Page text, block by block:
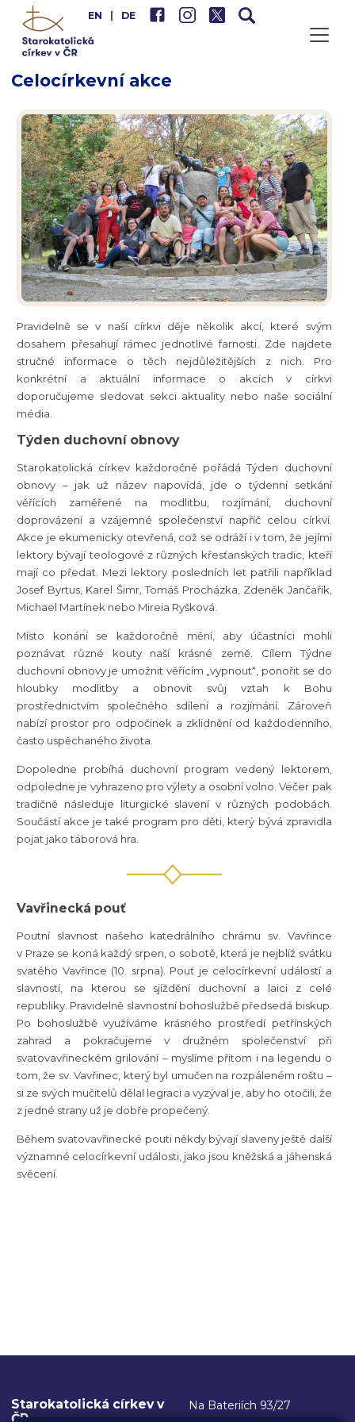
EN DE
Celocírkevní akce
Pravidelně se v naší církvi děje několik akcí, které svým
dosahem přesahují rámec jednotlivé farnosti. Zde najdete
stručné informace o těch nejdůležitějších z nich. Pro
konkrétní a aktuální informace o akcích v církvi
doporučujeme sledovat sekci aktuality nebo naše sociální
média.
Týden duchovní obnovy
Starokatolická církev každoročně pořádá Týden duchovní
obnovy – jak už název napovídá, jde o týdenní setkání
věřících zaměřené na modlitbu, rozjímání, duchovní
doprovázení a vzájemné společenství napříč celou církví.
Akce je ekumenicky otevřená, což se odráží i v tom, že jejími
lektory bývají teologové z různých křesťanských tradic, kteří
mají co předat. Mezi lektory posledních let patřili například
Josef Byrtus, Karel Šimr, Tomáš Procházka, Zdeněk Jančařík,
Michael Martínek nebo Mireia Ryšková.
Místo konání se každoročně mění, aby účastníci mohli
poznávat různé kouty naší krásné země. Cílem Týdne
duchovní obnovy je umožnit věřícím „vypnout“, ponořit se do
hloubky modlitby a obnovit svůj vztah k Bohu
prostřednictvím společného sdílení a rozjímání. Zároveň
nabízí prostor pro odpočinek a zklidnění od každodenního,
často uspěchaného života.
Dopoledne probíhá duchovní program vedený lektorem,
odpoledne je vyhrazeno pro výlety a osobní volno. Večer pak
tradičně následuje liturgické slavení v různých podobách.
Součástí akce je také program pro děti, který bývá zpravidla
pojat jako táborová hra.
Vavřinecká pouť
Poutní slavnost našeho katedrálního chrámu sv. Vavřince
v Praze se koná každý srpen, o sobotě, která je nejblíž svátku
svatého Vavřince (10. srpna). Pouť je celocírkevní událostí a
slavností, na kterou se sjíždění duchovní a laici z celé
republiky. Pravidelně slavnostní bohoslužbě předsedá biskup.
Po bohoslužbě využíváme krásného prostředí petřínských
zahrad a pokračujeme v družném společenství při
svatovavřineckém grilování – myslíme přitom i na legendu o
tom, že sv. Vavřinec, který byl umučen na rozpáleném roštu –
si ze svých mučitelů dělal legraci a vyzýval je, aby ho otočili, že
z jedné strany už je dobře propečený.
Během svatovavřinecké pouti někdy bývají slaveny ještě další
významné celocírkevní události, jako jsou kněžská a jáhenská
svěcení.
Starokatolická církev v
ČR
Na Bateriích 93/27